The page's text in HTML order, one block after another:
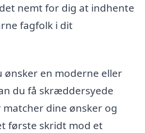
nemt for dig at indhente
fagfolk i dit
ønsker en moderne eller
du få skræddersyede
matcher dine ønsker og
første skridt mod et